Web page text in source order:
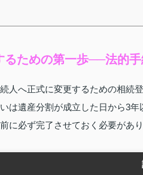
るための第一歩──法的
人へ正式に変更するための相続
は遺産分割が成立した日から3
に必ず完了させておく必要があり